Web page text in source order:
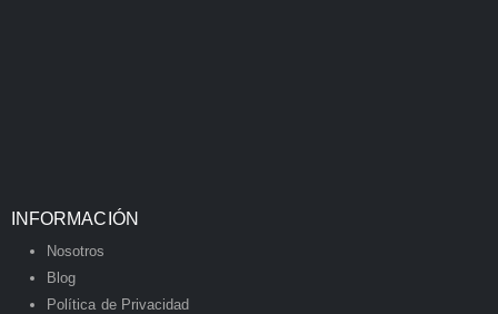
INFORMACIÓN
Nosotros
Blog
Política de Privacidad